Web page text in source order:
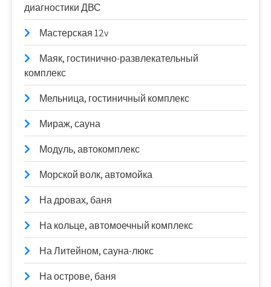
диагностики ДВС
Мастерская 12v
Маяк, гостинично-развлекательный
комплекс
Мельница, гостиничный комплекс
Мираж, сауна
Модуль, автокомплекс
Морской волк, автомойка
На дровах, баня
На кольце, автомоечный комплекс
На Литейном, сауна-люкс
На острове, баня